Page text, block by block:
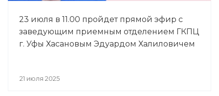
23 июля в 11.00 пройдет прямой эфир с
заведующим приемным отделением ГКПЦ
г. Уфы Хасановым Эдуардом Халиловичем
21 июля 2025